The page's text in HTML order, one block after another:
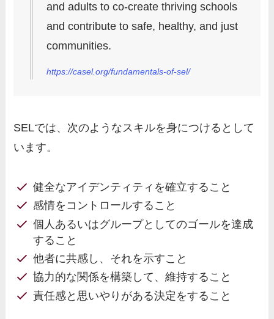
and adults to co-create thriving schools
and contribute to safe, healthy, and just
communities.
https://casel.org/fundamentals-of-sel/
SELでは、次のようなスキルを身につけるとして
います。
健全なアイデンティティを確立すること
感情をコントロールすること
個人あるいはグループとしてのゴールを達成
すること
他者に共感し、それを示すこと
協力的な関係を構築して、維持すること
責任感と思いやりがある決定をすること